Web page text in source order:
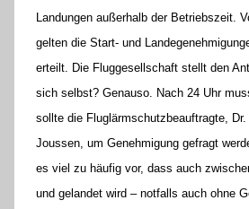
Landungen außerhalb der Betriebszeit.
gelten die Start- und
erteilt. Die Fluggesellschaft stellt den
sich selbst? Genauso. Nach 24 Uhr
sollte die Fluglärmschutzbeauftragte, Dr.
Joussen, um Genehmigung gefragt
es viel zu häufig vor, dass auch
und gelandet wird – notfalls auch ohne